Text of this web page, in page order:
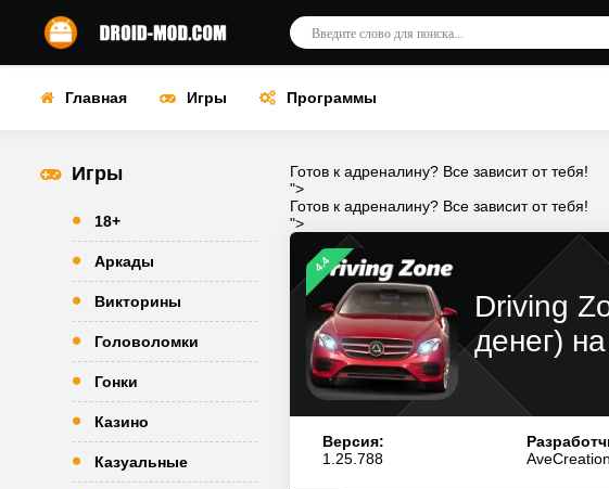
Главная Игры Программы
Игры
18+
Аркады
Викторины
Головоломки
Гонки
Казино
Казуальные
Готов к адреналину? Все зависит от тебя!
">
Готов к адреналину? Все зависит от тебя!
">
4.4
Driving
денег)
Версия:
1.25.788
AveCreation